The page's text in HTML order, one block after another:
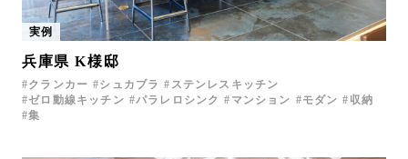
実例
兵庫県 K様邸
クランカー シュカブラ
ステンレスキッチン
ゼロ動線キッチン
パラレロシンク マンション モダン
収納
集